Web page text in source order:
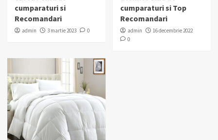
cumparaturi si
Recomandari
admin 3 martie 2023 0
cumparaturi si Top
Recomandari
admin
16 decembrie 2022
0